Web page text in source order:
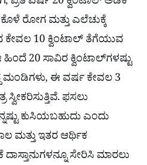
ಕೊಳೆ ರೋಗ ಮತ್ತು ಎಲೆಚುಕ್ಕೆ
10 ಕ್ವಿಂಟಾಲ್ ತೆಗೆಯುವ
20 ಸಾವಿರ ಕ್ವಿಂಟಾಲ್‌ಗಳಷ್ಟು
ಮಂಡಿಗಳು, ಈ ವರ್ಷ ಕೇವಲ 3
ಸ್ವೀಕರಿಸುತ್ತಿವೆ. ಫಸಲು
ಕುಸಿಯಬಹುದು ಎಂದು
ಮತ್ತು ಇತರ ಆರ್ಥಿಕ
ಸೇರಿಸಿ ಮಾರಲು